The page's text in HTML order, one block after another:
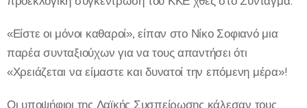
«Είστε οι μόνοι καθαροί», είπαν στο Νίκο Σοφιανό μια
παρέα συνταξιούχων για να τους απαντήσει ότι
«Χρειάζεται να είμαστε και δυνατοί την επόμενη μέρα»!
Οι υποψήφιοι της Λαϊκής Συσπείρωσης κάλεσαν τους